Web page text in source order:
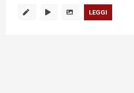
LEGGI